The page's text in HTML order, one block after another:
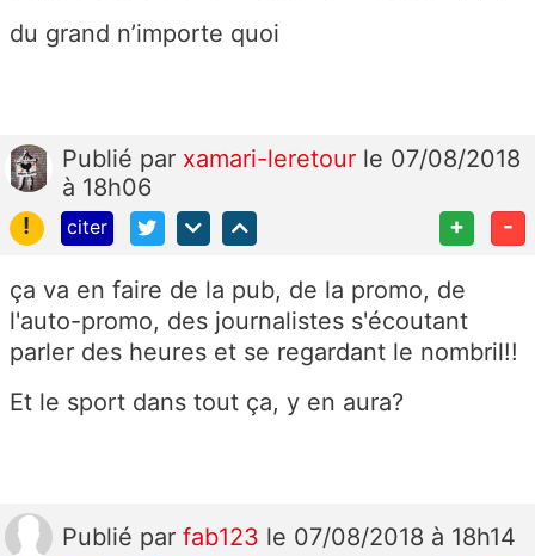
du grand n’importe quoi
Publié par xamari-leretour le 07/08/2018
à 18h06
!
citer + -
ça va en faire de la pub, de la promo, de
l'auto-promo, des journalistes s'écoutant
parler des heures et se regardant le nombril!!
Et le sport dans tout ça, y en aura?
Publié par fab123 le 07/08/2018 à 18h14